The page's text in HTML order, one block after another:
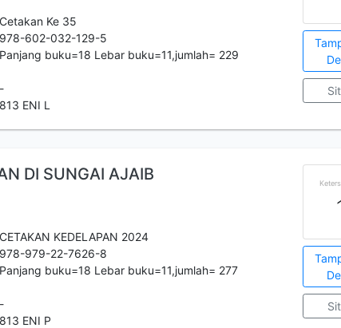
Cetakan Ke 35
978-602-032-129-5
Panjang buku=18 Lebar buku=11,jumlah= 229
-
813 ENI L
DI SUNGAI AJAIB
CETAKAN KEDELAPAN 2024
978-979-22-7626-8
Panjang buku=18 Lebar buku=11,jumlah= 277
-
813 ENI P